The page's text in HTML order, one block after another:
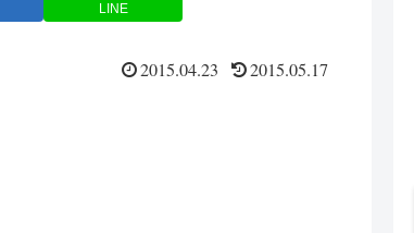
LINE
2015.04.23 2015.05.17